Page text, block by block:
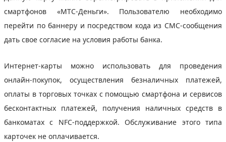
смартфонов «МТС-Деньги». Пользователю необходимо
перейти по баннеру и посредством кода из СМС-сообщения
дать свое согласие на условия работы банка.
Интернет-карты можно использовать для проведения
онлайн-покупок, осуществления безналичных платежей,
оплаты в торговых точках с помощью смартфона и сервисов
бесконтактных платежей, получения наличных средств в
банкоматах с NFC-поддержкой. Обслуживание этого типа
карточек не оплачивается.